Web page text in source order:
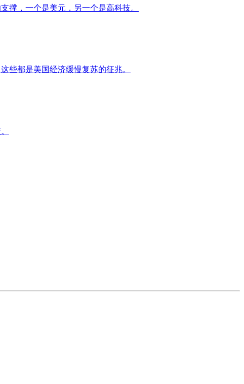
撑，一个是美元，另一个是高科技。
些都是美国经济缓慢复苏的征兆。